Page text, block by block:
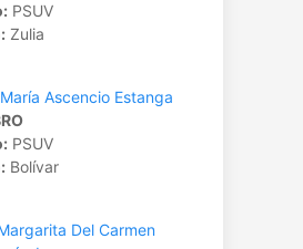
PSUV
Zulia
Ascencio Estanga
PSUV
Bolívar
Del Carmen